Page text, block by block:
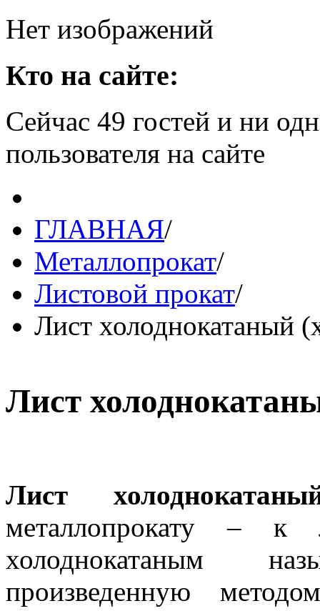
Нет изображений
Кто на сайте:
Сейчас 49 гостей и ни
пользователя на сайте
ГЛАВНАЯ/
Металлопрокат/
Листовой прокат/
Лист холоднокатаный
Лист
Лист
металлопрокату – к
холоднокатаным
произведенную